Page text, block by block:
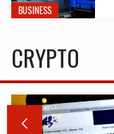
BUSINESS
CRYPTO
